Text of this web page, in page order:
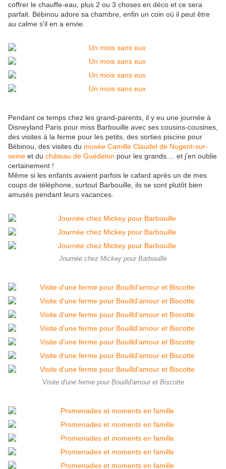
coffrer le chauffe-eau, plus 2 ou 3 choses en déco et ce sera
parfait. Bébinou adore sa chambre, enfin un coin où il peut être
au calme s'il en a envie.
Pendant ce temps chez les grand-parents, il y eu une journée à
Disneyland Paris pour miss Barbouille avec ses cousins-cousines,
des visites à la ferme pour les petits, des sorties piscine pour
Bébinou, des visites du musée Camille Claudel de Nogent-sur-
seine et du château de Guédelon pour les grands.... et j'en oublie
certainement !
Même si les enfants avaient parfois le cafard après un de mes
coups de téléphone, surtout Barbouille, ils se sont plutôt bien
amusés pendant leurs vacances.
Journée chez Mickey pour Barbouille
Visite d'une ferme pour Bouilld'amour et Biscotte